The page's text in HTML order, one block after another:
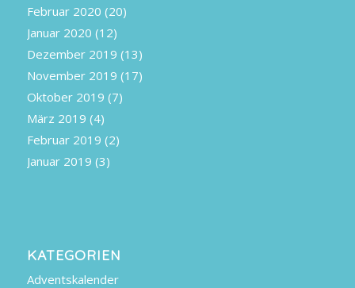
Februar 2020 (20)
Januar 2020 (12)
Dezember 2019 (13)
November 2019 (17)
Oktober 2019 (7)
März 2019 (4)
Februar 2019 (2)
Januar 2019 (3)
KATEGORIEN
Adventskalender